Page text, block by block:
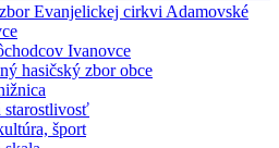
Evanjelickej cirkvi Adamovské
Ivanovce
hasičský zbor obce
starostlivosť
šport